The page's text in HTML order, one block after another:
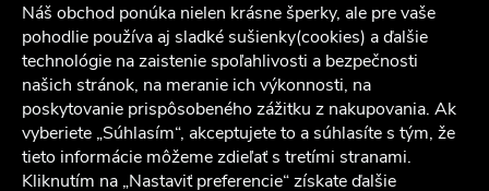
Náš obchod ponúka nielen krásne šperky, ale pre vaše
pohodlie používa aj sladké sušienky(cookies) a ďalšie
technológie na zaistenie spoľahlivosti a bezpečnosti
našich stránok, na meranie ich výkonnosti, na
poskytovanie prispôsobeného zážitku z nakupovania. Ak
vyberiete „Súhlasím“, akceptujete to a súhlasíte s tým, že
tieto informácie môžeme zdieľať s tretími stranami.
Kliknutím na „Nastaviť preferencie“ získate ďalšie
Sledovať na Instagrame
Služby zákazníkom